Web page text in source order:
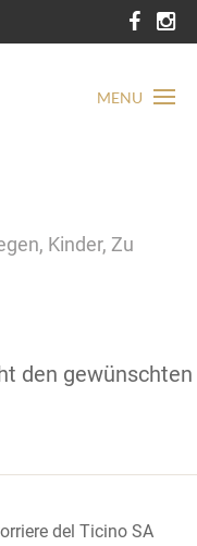
MENU
Kinder, Zu
den gewünschten
del Ticino SA